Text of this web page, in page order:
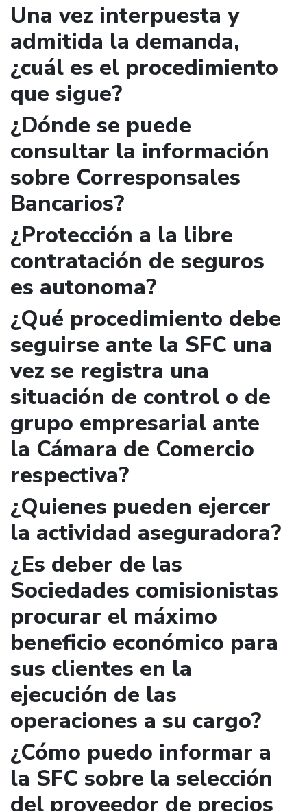
Una vez interpuesta y
admitida la demanda,
¿cuál es el procedimiento
que sigue?
¿Dónde se puede
consultar la información
sobre Corresponsales
Bancarios?
¿Protección a la libre
contratación de seguros
es autonoma?
¿Qué procedimiento debe
seguirse ante la SFC una
vez se registra una
situación de control o de
grupo empresarial ante
la Cámara de Comercio
respectiva?
¿Quienes pueden ejercer
la actividad aseguradora?
¿Es deber de las
Sociedades comisionistas
procurar el máximo
beneficio económico para
sus clientes en la
ejecución de las
operaciones a su cargo?
¿Cómo puedo informar a
la SFC sobre la selección
del proveedor de precios